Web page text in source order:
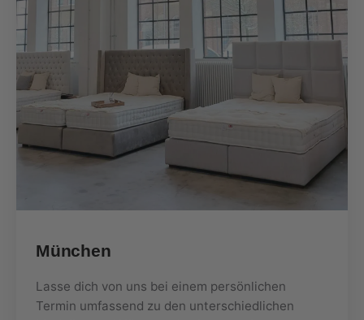
München
Lasse dich von uns bei einem persönlichen
Termin umfassend zu den unterschiedlichen